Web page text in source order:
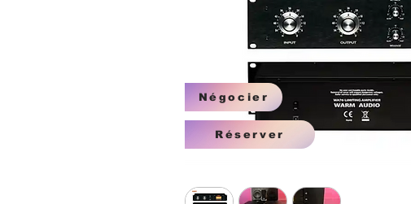
Négocier
Réserver